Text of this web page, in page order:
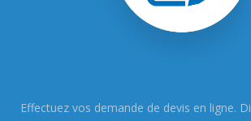
Effectuez vos demande de devis en ligne.